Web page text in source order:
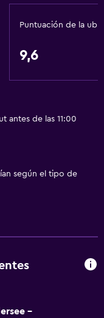
Puntuación de la
9,6
antes de las 11:00
según el tipo de
-